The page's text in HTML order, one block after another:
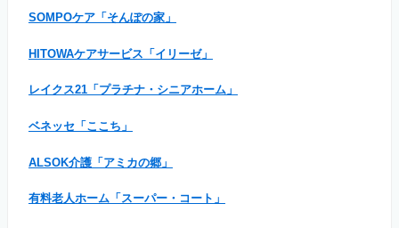
SOMPOケア「そんぽの家」
HITOWAケアサービス「イリーゼ」
レイクス21「プラチナ・シニアホーム」
ベネッセ「ここち」
ALSOK介護「アミカの郷」
有料老人ホーム「スーパー・コート」